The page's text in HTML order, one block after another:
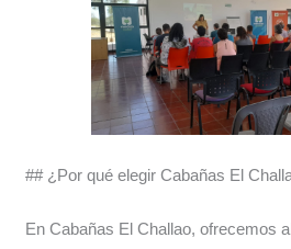
## ¿Por qué elegir Cabañas El
En Cabañas El Challao, ofrecemos